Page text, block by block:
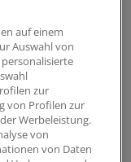
das bringen
sichtbar
auf einem
Auswahl von
zur
von Profilen zur
Werbeleistung.
von
von Daten